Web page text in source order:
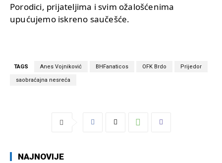
Porodici, prijateljima i svim ožalošćenima
upućujemo iskreno saučešće.
TAGS Anes Vojniković BHFanaticos OFK Brdo Prijedor
saobraćajna nesreća
NAJNOVIJE